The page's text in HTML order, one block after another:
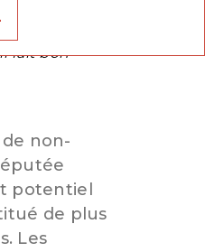
merci à
de
fait bon
non-
potentiel
de plus
Les